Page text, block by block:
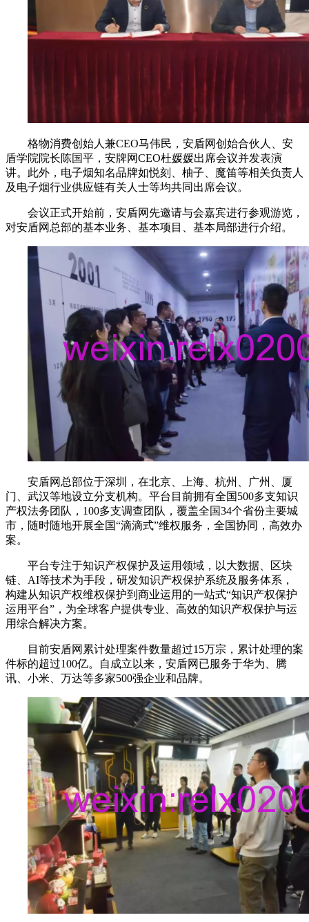
格物消费创始人兼CEO马伟民，安盾网创始合伙人、安
盾学院院长陈国平，安牌网CEO杜媛媛出席会议并发表演
讲。此外，电子烟知名品牌如悦刻、柚子、魔笛等相关负责人
及电子烟行业供应链有关人士等均共同出席会议。
会议正式开始前，安盾网先邀请与会嘉宾进行参观游览，
对安盾网总部的基本业务、基本项目、基本局部进行介绍。
安盾网总部位于深圳，在北京、上海、杭州、广州、厦
门、武汉等地设立分支机构。平台目前拥有全国500多支知识
产权法务团队，100多支调查团队，覆盖全国34个省份主要城
市，随时随地开展全国“滴滴式”维权服务，全国协同，高效办
案。
平台专注于知识产权保护及运用领域，以大数据、区块
链、AI等技术为手段，研发知识产权保护系统及服务体系，
构建从知识产权维权保护到商业运用的一站式“知识产权保护
运用平台”，为全球客户提供专业、高效的知识产权保护与运
用综合解决方案。
目前安盾网累计处理案件数量超过15万宗，累计处理的案
件标的超过100亿。自成立以来，安盾网已服务于华为、腾
讯、小米、万达等多家500强企业和品牌。